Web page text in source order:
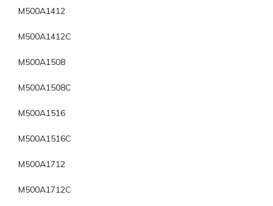
M500A1412
M500A1412C
M500A1508
M500A1508C
M500A1516
M500A1516C
M500A1712
M500A1712C